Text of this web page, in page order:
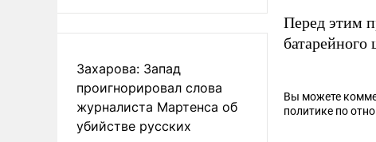
Захарова: Запад
проигнорировал слова
журналиста Мартенса об
убийстве русских
Перед этим
батарейного
Вы можете
политике по